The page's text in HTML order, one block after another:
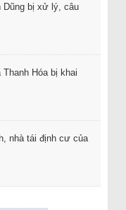
Dũng bị xử lý, câu
Hóa bị khai
nhà tái định cư của